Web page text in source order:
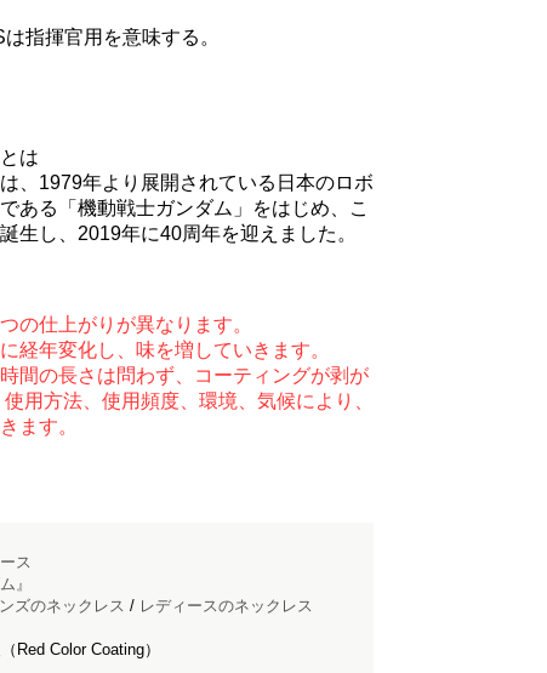
指揮官用を意味する。
とは
は、1979年より展開されている日本のロボ
ある「機動戦士ガンダム」をはじめ、こ
生し、2019年に40周年を迎えました。
の仕上がりが異なります。
経年変化し、味を増していきます。
間の長さは問わず、コーティングが剥が
用方法、使用頻度、環境、気候により、
ます。
ス
』
ズのネックレス / レディースのネックレス
Red Color Coating）